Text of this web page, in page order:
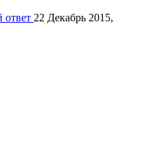
22 Декабрь 2015,